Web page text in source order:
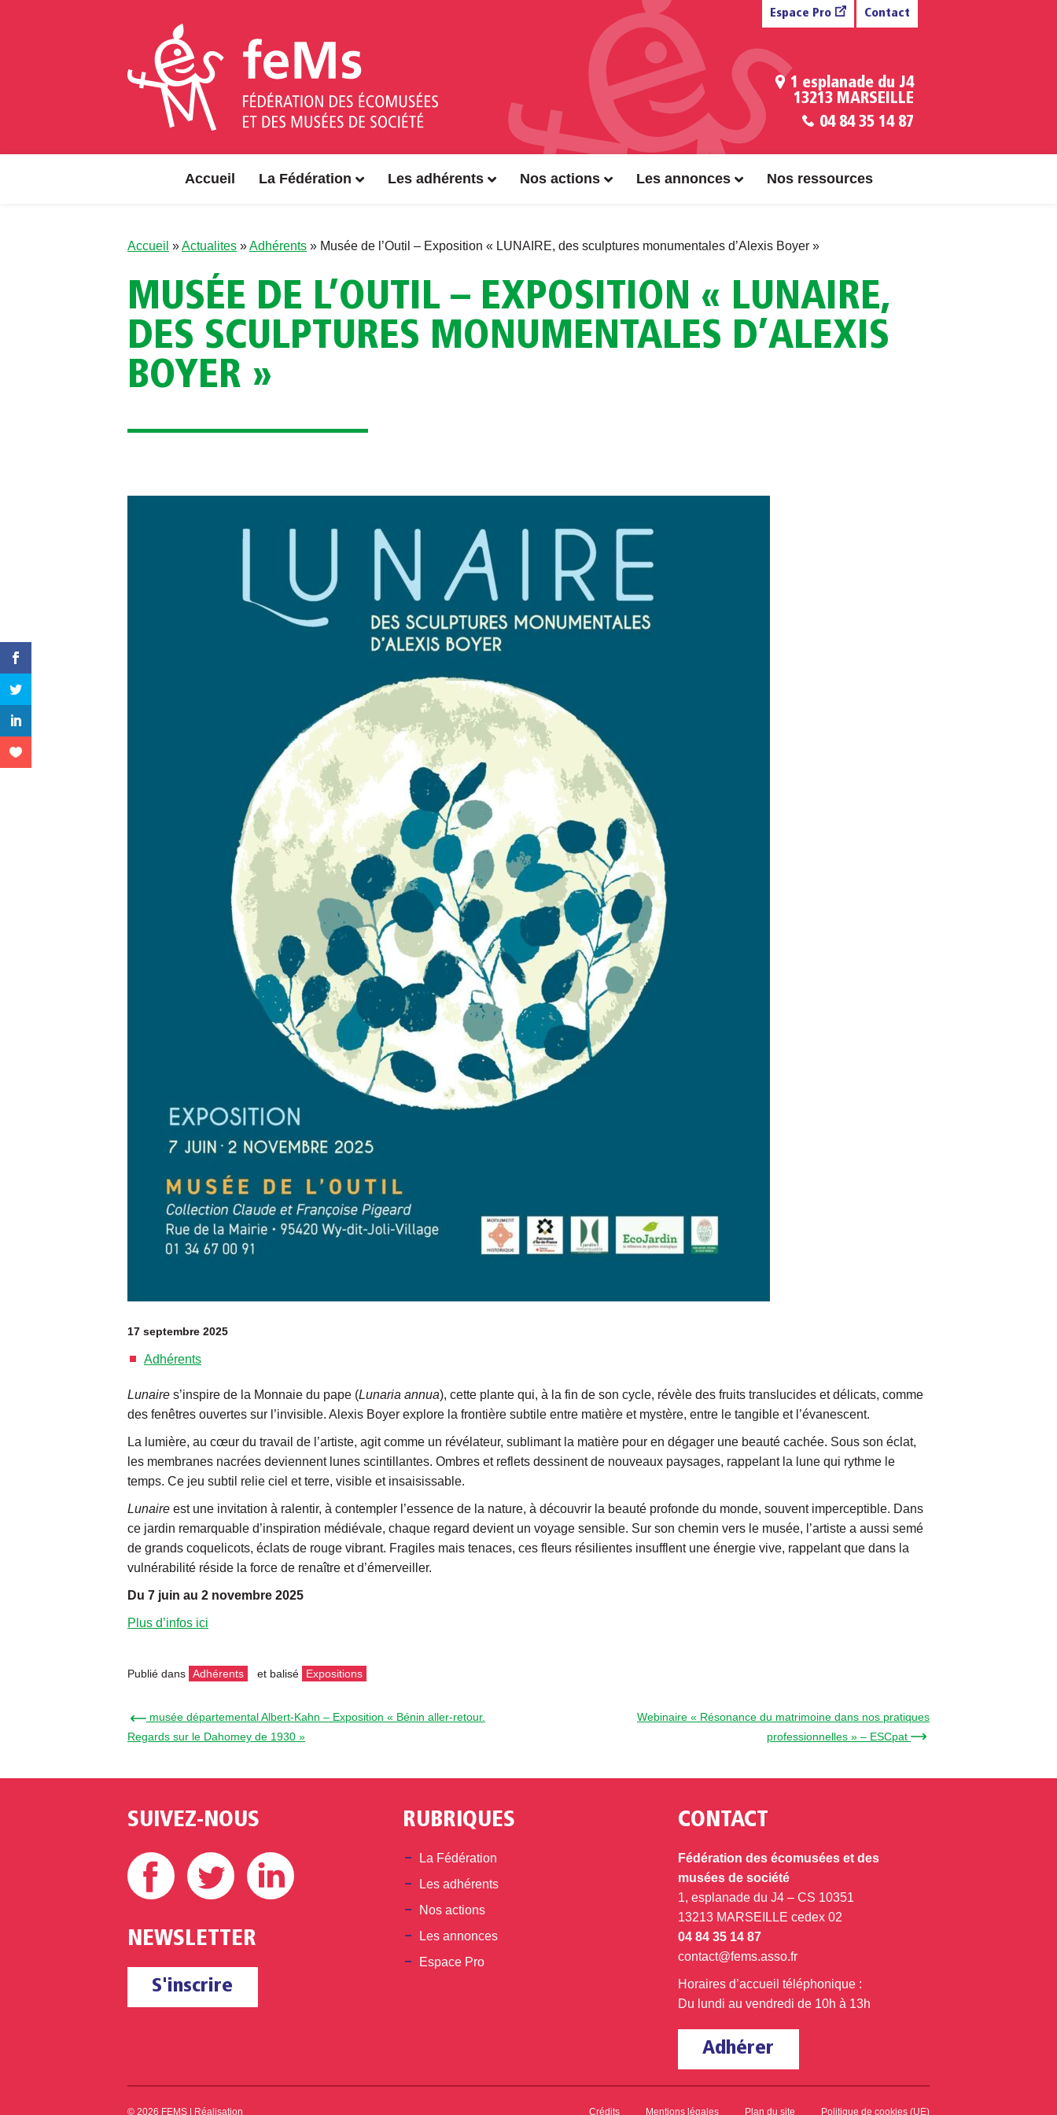
Espace Pro Contact
1 esplanade du J4
13213 MARSEILLE
04 84 35 14 87
Accueil La Fédération Les adhérents Nos actions Les annonces Nos ressources
Accueil »Actualites »Adhérents » Musée de l’Outil – Exposition « LUNAIRE, des sculptures monumentales d’Alexis Boyer »
MUSÉE DE L’OUTIL – EXPOSITION « LUNAIRE,
DES SCULPTURES MONUMENTALES D’ALEXIS
BOYER »
17 septembre 2025
Adhérents
Lunaire s’inspire de la Monnaie du pape (Lunaria annua), cette plante qui, à la fin de son cycle, révèle des fruits translucides et délicats, comme
des fenêtres ouvertes sur l’invisible. Alexis Boyer explore la frontière subtile entre matière et mystère, entre le tangible et l’évanescent.
La lumière, au cœur du travail de l’artiste, agit comme un révélateur, sublimant la matière pour en dégager une beauté cachée. Sous son éclat,
les membranes nacrées deviennent lunes scintillantes. Ombres et reflets dessinent de nouveaux paysages, rappelant la lune qui rythme le
temps. Ce jeu subtil relie ciel et terre, visible et insaisissable.
Lunaire est une invitation à ralentir, à contempler l’essence de la nature, à découvrir la beauté profonde du monde, souvent imperceptible. Dans
ce jardin remarquable d’inspiration médiévale, chaque regard devient un voyage sensible. Sur son chemin vers le musée, l’artiste a aussi semé
de grands coquelicots, éclats de rouge vibrant. Fragiles mais tenaces, ces fleurs résilientes insufflent une énergie vive, rappelant que dans la
vulnérabilité réside la force de renaître et d’émerveiller.
Du 7 juin au 2 novembre 2025
Plus d’infos ici
Publié dans Adhérents et balisé Expositions
← musée départemental Albert-Kahn – Exposition « Bénin aller-retour.
Regards sur le Dahomey de 1930 »
Webinaire « Résonance du matrimoine dans nos pratiques
professionnelles » – ESCpat →
SUIVEZ-NOUS
Facebook Twitter
NEWSLETTER
S'inscrire
RUBRIQUES
La Fédération
Les adhérents
Nos actions
Les annonces
Espace Pro
CONTACT
Fédération des écomusées et des
musées de société
1, esplanade du J4 – CS 10351
13213 MARSEILLE cedex 02
04 84 35 14 87
contact@fems.asso.fr
Horaires d’accueil téléphonique :
Du lundi au vendredi de 10h à 13h
Adhérer
© 2026 FEMS | Réalisation Crédits Mentions légales Plan du site Politique de cookies (UE)